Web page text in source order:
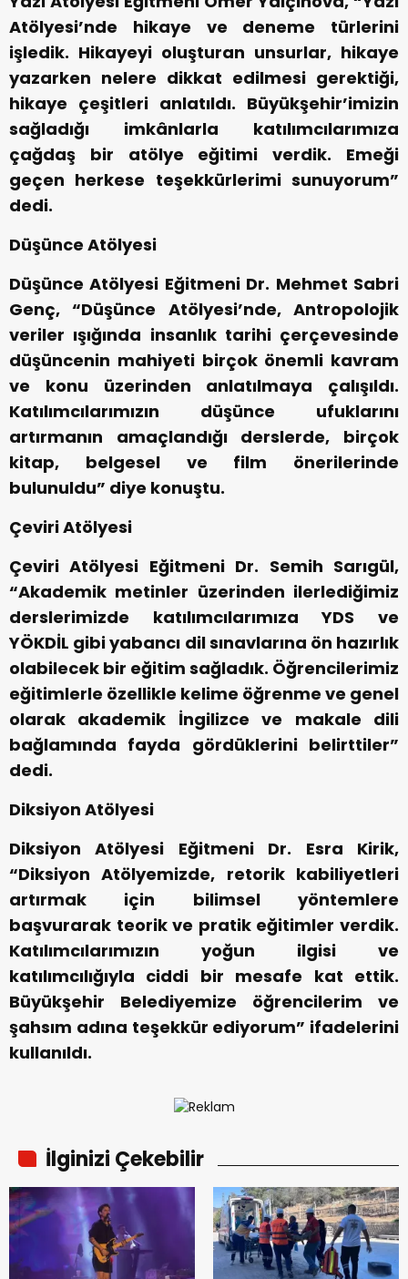
Atölyesi’nde hikaye ve deneme türlerini
işledik. Hikayeyi oluşturan unsurlar, hikaye
yazarken nelere dikkat edilmesi gerektiği,
hikaye çeşitleri anlatıldı. Büyükşehir’imizin
sağladığı imkânlarla katılımcılarımıza
çağdaş bir atölye eğitimi verdik. Emeği
geçen herkese teşekkürlerimi sunuyorum”
dedi.
Düşünce Atölyesi
Düşünce Atölyesi Eğitmeni Dr. Mehmet Sabri
Genç, “Düşünce Atölyesi’nde, Antropolojik
veriler ışığında insanlık tarihi çerçevesinde
düşüncenin mahiyeti birçok önemli kavram
ve konu üzerinden anlatılmaya çalışıldı.
Katılımcılarımızın düşünce ufuklarını
artırmanın amaçlandığı derslerde, birçok
kitap, belgesel ve film önerilerinde
bulunuldu” diye konuştu.
Çeviri Atölyesi
Çeviri Atölyesi Eğitmeni Dr. Semih Sarıgül,
“Akademik metinler üzerinden ilerlediğimiz
derslerimizde katılımcılarımıza YDS ve
YÖKDİL gibi yabancı dil sınavlarına ön hazırlık
olabilecek bir eğitim sağladık. Öğrencilerimiz
eğitimlerle özellikle kelime öğrenme ve genel
olarak akademik İngilizce ve makale dili
bağlamında fayda gördüklerini belirttiler”
dedi.
Diksiyon Atölyesi
Diksiyon Atölyesi Eğitmeni Dr. Esra Kirik,
“Diksiyon Atölyemizde, retorik kabiliyetleri
artırmak için bilimsel yöntemlere
başvurarak teorik ve pratik eğitimler verdik.
Katılımcılarımızın yoğun ilgisi ve
katılımcılığıyla ciddi bir mesafe kat ettik.
Büyükşehir Belediyemize öğrencilerim ve
şahsım adına teşekkür ediyorum” ifadelerini
kullanıldı.
İlginizi Çekebilir